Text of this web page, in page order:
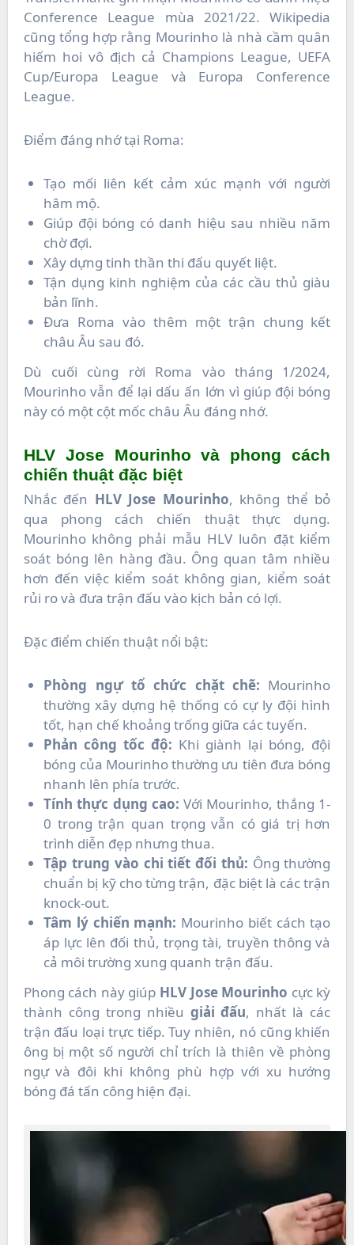
Conference League mùa 2021/22. Wikipedia
cũng tổng hợp rằng Mourinho là nhà cầm quân
hiếm hoi vô địch cả Champions League, UEFA
Cup/Europa League và Europa Conference
League.
Điểm đáng nhớ tại Roma:
Tạo mối liên kết cảm xúc mạnh với người
hâm mộ.
Giúp đội bóng có danh hiệu sau nhiều năm
chờ đợi.
Xây dựng tinh thần thi đấu quyết liệt.
Tận dụng kinh nghiệm của các cầu thủ giàu
bản lĩnh.
Đưa Roma vào thêm một trận chung kết
châu Âu sau đó.
Dù cuối cùng rời Roma vào tháng 1/2024,
Mourinho vẫn để lại dấu ấn lớn vì giúp đội bóng
này có một cột mốc châu Âu đáng nhớ.
HLV Jose Mourinho và phong cách
chiến thuật đặc biệt
Nhắc đến HLV Jose Mourinho, không thể bỏ
qua phong cách chiến thuật thực dụng.
Mourinho không phải mẫu HLV luôn đặt kiểm
soát bóng lên hàng đầu. Ông quan tâm nhiều
hơn đến việc kiểm soát không gian, kiểm soát
rủi ro và đưa trận đấu vào kịch bản có lợi.
Đặc điểm chiến thuật nổi bật:
Phòng ngự tổ chức chặt chẽ: Mourinho
thường xây dựng hệ thống có cự ly đội hình
tốt, hạn chế khoảng trống giữa các tuyến.
Phản công tốc độ: Khi giành lại bóng, đội
bóng của Mourinho thường ưu tiên đưa bóng
nhanh lên phía trước.
Tính thực dụng cao: Với Mourinho, thắng 1-
0 trong trận quan trọng vẫn có giá trị hơn
trình diễn đẹp nhưng thua.
Tập trung vào chi tiết đối thủ: Ông thường
chuẩn bị kỹ cho từng trận, đặc biệt là các trận
knock-out.
Tâm lý chiến mạnh: Mourinho biết cách tạo
áp lực lên đối thủ, trọng tài, truyền thông và
cả môi trường xung quanh trận đấu.
Phong cách này giúp HLV Jose Mourinho cực kỳ
thành công trong nhiều giải đấu, nhất là các
trận đấu loại trực tiếp. Tuy nhiên, nó cũng khiến
ông bị một số người chỉ trích là thiên về phòng
ngự và đôi khi không phù hợp với xu hướng
bóng đá tấn công hiện đại.